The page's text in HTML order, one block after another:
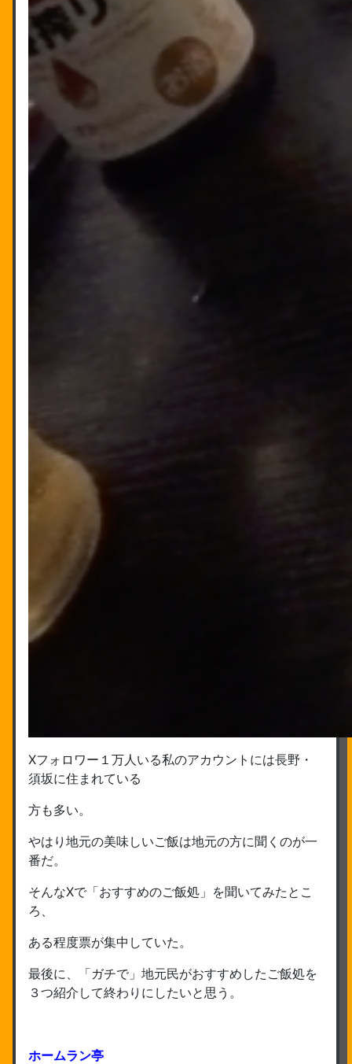
Xフォロワー１万人いる私のアカウントには長野・
須坂に住まれている
方も多い。
やはり地元の美味しいご飯は地元の方に聞くのが一
番だ。
そんなXで「おすすめのご飯処」を聞いてみたとこ
ろ、
ある程度票が集中していた。
最後に、「ガチで」地元民がおすすめしたご飯処を
３つ紹介して終わりにしたいと思う。
ホームラン亭